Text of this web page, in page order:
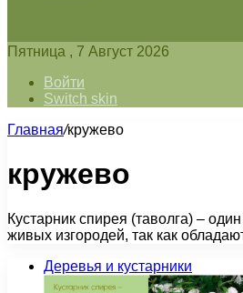
Пятница , 7 Август 2026
Войти
Switch skin
Главная/кружево
кружево
Кустарник спирея (таволга) –
живых изгородей, так как
Деревья и кустарники